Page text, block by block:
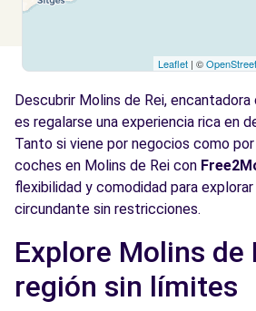
Ver agencia
Free2Move Rent - S&YOU
Rambla de Badal
Barcelona, 08014
Free2Move Rent - S&YOU
Badal - Barcelona (C)
BADAL, 81
Barcelona, 8014
Leaflet | ©
Descubrir Molins de Rei, encantadora
es regalarse una experiencia rica en
Tanto si viene por negocios como
coches en Molins de Rei con
flexibilidad y comodidad para
circundante sin restricciones.
Explore Molins de
región sin límites